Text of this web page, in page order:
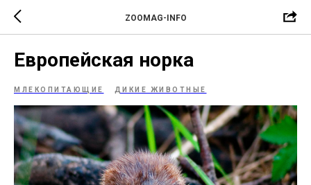
ZOOMAG-INFO
Европейская норка
МЛЕКОПИТАЮЩИЕ ДИКИЕ ЖИВОТНЫЕ